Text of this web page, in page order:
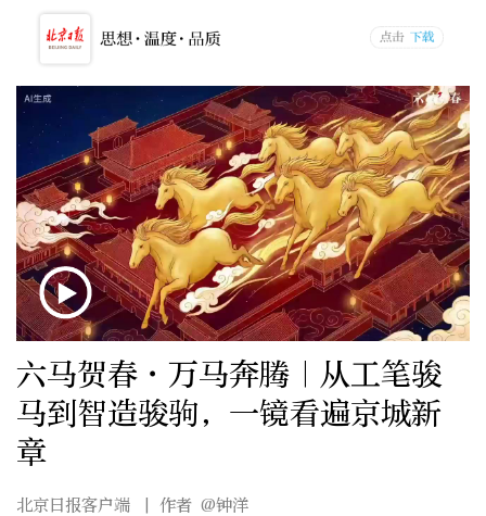
六马贺春·万马奔腾｜从工笔骏
马到智造骏驹，一镜看遍京城新
章
北京日报客户端
| 作者 @钟洋